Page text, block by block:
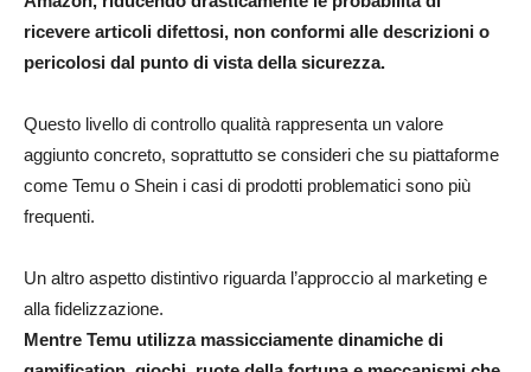
ricevere articoli difettosi, non conformi alle descrizioni o
pericolosi dal punto di vista della sicurezza.
Questo livello di controllo qualità rappresenta un valore
aggiunto concreto, soprattutto se consideri che su piattaforme
come Temu o Shein i casi di prodotti problematici sono più
frequenti.​
Un altro aspetto distintivo riguarda l’approccio al marketing e
alla fidelizzazione.
Mentre Temu utilizza massicciamente dinamiche di